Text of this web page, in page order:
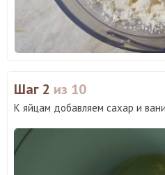
Шаг 2 из 10
К яйцам добавляем сахар и